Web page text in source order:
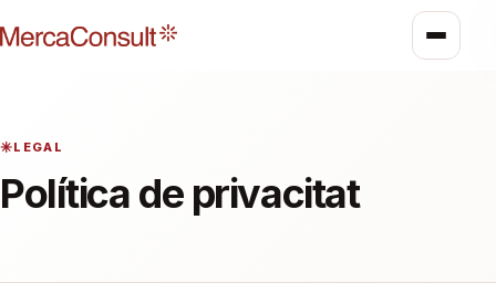
LEGAL
Política de privacitat